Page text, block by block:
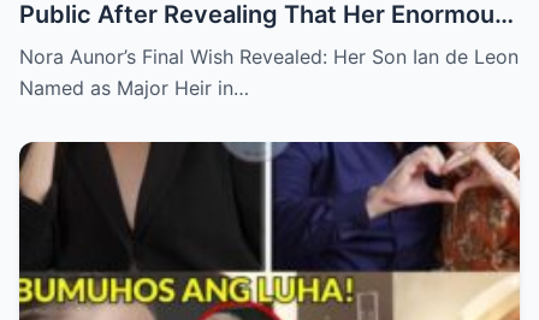
Public After Revealing That Her Enormous
Wealth Will Go Entirely to Ian de Leon —
Here’s the Heartbreaking Reason Behind
Nora Aunor’s Final Wish Revealed: Her Son Ian de Leon
Named as Major Heir in…